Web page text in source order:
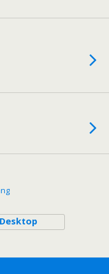
Desktop